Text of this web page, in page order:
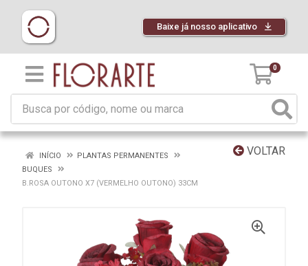
Baixe já nosso aplicativo
0
VOLTAR
INÍCIO
PLANTAS PERMANENTES
BUQUES
B.ROSA OUTONO X7 (VERMELHO OUTONO) 33CM